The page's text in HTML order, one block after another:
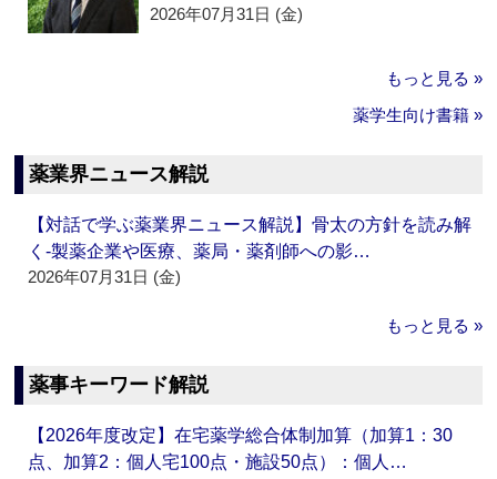
2026年07月31日 (金)
もっと見る »
薬学生向け書籍 »
薬業界ニュース解説
【対話で学ぶ薬業界ニュース解説】骨太の方針を読み解
く‐製薬企業や医療、薬局・薬剤師への影…
2026年07月31日 (金)
もっと見る »
薬事キーワード解説
【2026年度改定】在宅薬学総合体制加算（加算1：30
点、加算2：個人宅100点・施設50点）：個人…